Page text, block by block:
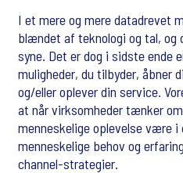
I et mere og mere datadrevet
blændet af teknologi og tal, og
syne. Det er dog i sidste ende
muligheder, du tilbyder, åbner
og/eller oplever din service.
at når virksomheder tænker
menneskelige oplevelse være
menneskelige behov og
channel-strategier.